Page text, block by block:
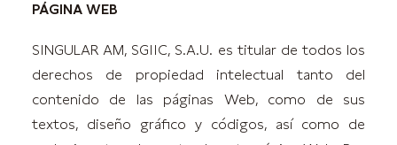
PÁGINA WEB
SINGULAR AM, SGIIC, S.A.U. es titular de todos los
derechos de propiedad intelectual tanto del
contenido de las páginas Web, como de sus
textos, diseño gráfico y códigos, así como de